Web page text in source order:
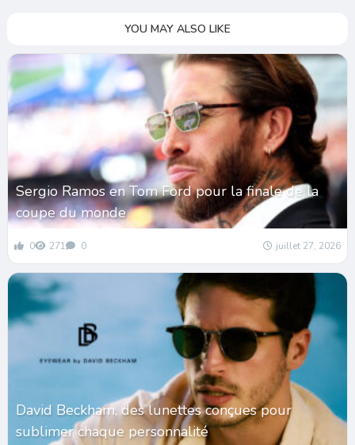
YOU MAY ALSO LIKE
Sergio Ramos en Tom Ford pour la finale de la
coupe du monde
0 271 0 juillet 27, 2026
David Beckham, des lunettes conçues pour
sublimer chaque personnalité